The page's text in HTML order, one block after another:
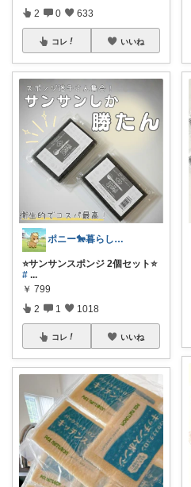
2 0 633
コレ いいね
ポニー🐎暮らし快適を目指すパパ
⭐️サンサンスポンジ 2個セット⭐️
# ...
￥ 799
2 1 1018
コレ いいね